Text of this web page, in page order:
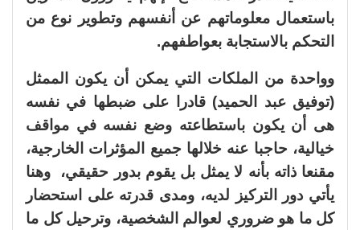
باستعمال معلوماتهم عن أنفسهم وتطوير نوع من
التحكم بالاستجابة بعواطفهم.
وواحدة من الملكات التي يمكن أن يكون الممثل
(توفيق عبد الحميد) قادرا على ضبطها في نفسه
هى أن يكون باستطاعته وضع نفسه في مواقف
خيالية، حاجبا عنه خلالها جميع المؤثرات الخارجية،
مقنعا ذاته بأنه لا يمثل بل يقوم بدور حقيقي، وهنا
يأتي دور التركيز لديه، ومدى قدرته على استحضار
كل ما هو ضروري لعوالم الشخصية، وترحيل كل ما